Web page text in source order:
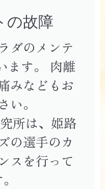
の故障
ダのメンテ
ます。 肉離
みなどもお
い。
所は、姫路
の選手のカ
スを行って